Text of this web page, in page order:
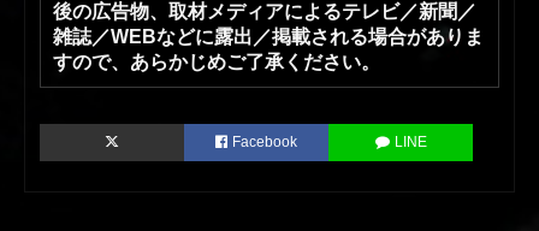
後の広告物、取材メディアによるテレビ／新聞／
雑誌／WEBなどに露出／掲載される場合がありま
すので、あらかじめご了承ください。
Facebook LINE